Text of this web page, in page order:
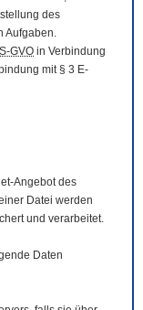
des
Aufgaben.
GVO in Verbindung
mit § 3 E-
Angebot des
Datei werden
und verarbeitet.
Daten